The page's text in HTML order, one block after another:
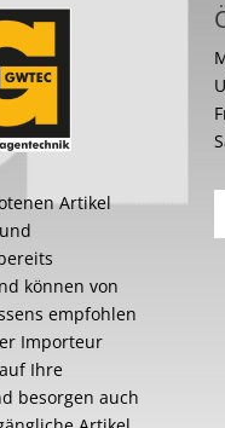
Artikel
können von
empfohlen
Importeur
Ihre
besorgen auch